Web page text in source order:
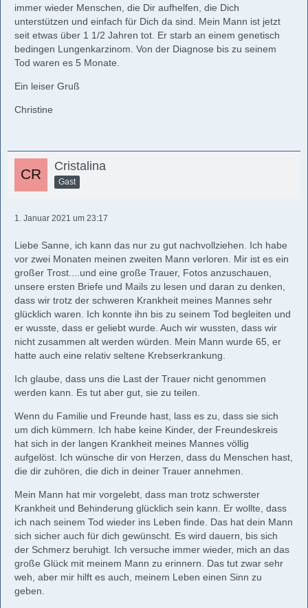
immer wieder Menschen, die Dir aufhelfen, die Dich
unterstützen und einfach für Dich da sind. Mein Mann ist jetzt
seit etwas über 1 1/2 Jahren tot. Er starb an einem genetisch
bedingen Lungenkarzinom. Von der Diagnose bis zu seinem
Tod waren es 5 Monate.
Ein leiser Gruß
Christine
Cristalina
Gast
1. Januar 2021 um 23:17
Liebe Sanne, ich kann das nur zu gut nachvollziehen. Ich habe
vor zwei Monaten meinen zweiten Mann verloren. Mir ist es ein
großer Trost....und eine große Trauer, Fotos anzuschauen,
unsere ersten Briefe und Mails zu lesen und daran zu denken,
dass wir trotz der schweren Krankheit meines Mannes sehr
glücklich waren. Ich konnte ihn bis zu seinem Tod begleiten und
er wusste, dass er geliebt wurde. Auch wir wussten, dass wir
nicht zusammen alt werden würden. Mein Mann wurde 65, er
hatte auch eine relativ seltene Krebserkrankung.
Ich glaube, dass uns die Last der Trauer nicht genommen
werden kann. Es tut aber gut, sie zu teilen.
Wenn du Familie und Freunde hast, lass es zu, dass sie sich
um dich kümmern. Ich habe keine Kinder, der Freundeskreis
hat sich in der langen Krankheit meines Mannes völlig
aufgelöst. Ich wünsche dir von Herzen, dass du Menschen hast,
die dir zuhören, die dich in deiner Trauer annehmen.
Mein Mann hat mir vorgelebt, dass man trotz schwerster
Krankheit und Behinderung glücklich sein kann. Er wollte, dass
ich nach seinem Tod wieder ins Leben finde. Das hat dein Mann
sich sicher auch für dich gewünscht. Es wird dauern, bis sich
der Schmerz beruhigt. Ich versuche immer wieder, mich an das
große Glück mit meinem Mann zu erinnern. Das tut zwar sehr
weh, aber mir hilft es auch, meinem Leben einen Sinn zu
geben.